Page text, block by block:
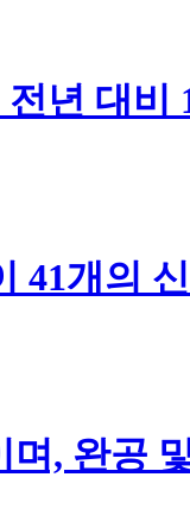
년 대비
41개의
, 완공